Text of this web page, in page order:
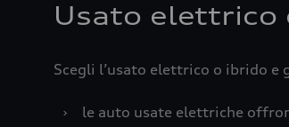
Usato elettrico
Scegli l’usato elettrico o ibrido e
›
le auto usate elettriche